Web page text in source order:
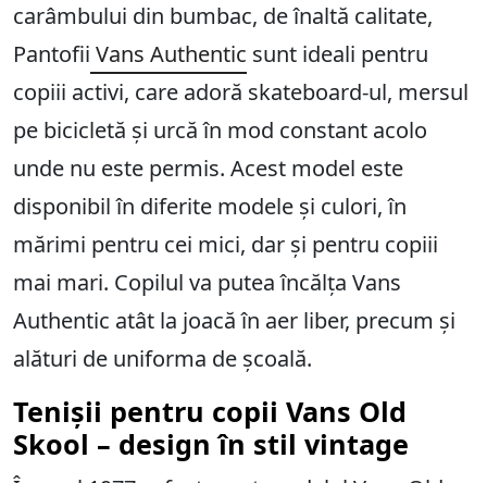
carâmbului din bumbac, de înaltă calitate,
Pantofii Vans Authentic sunt ideali pentru
copiii activi, care adoră skateboard-ul, mersul
pe bicicletă și urcă în mod constant acolo
unde nu este permis. Acest model este
disponibil în diferite modele și culori, în
mărimi pentru cei mici, dar și pentru copiii
mai mari. Copilul va putea încălța Vans
Authentic atât la joacă în aer liber, precum și
alături de uniforma de școală.
Tenișii pentru copii Vans Old
Skool – design în stil vintage